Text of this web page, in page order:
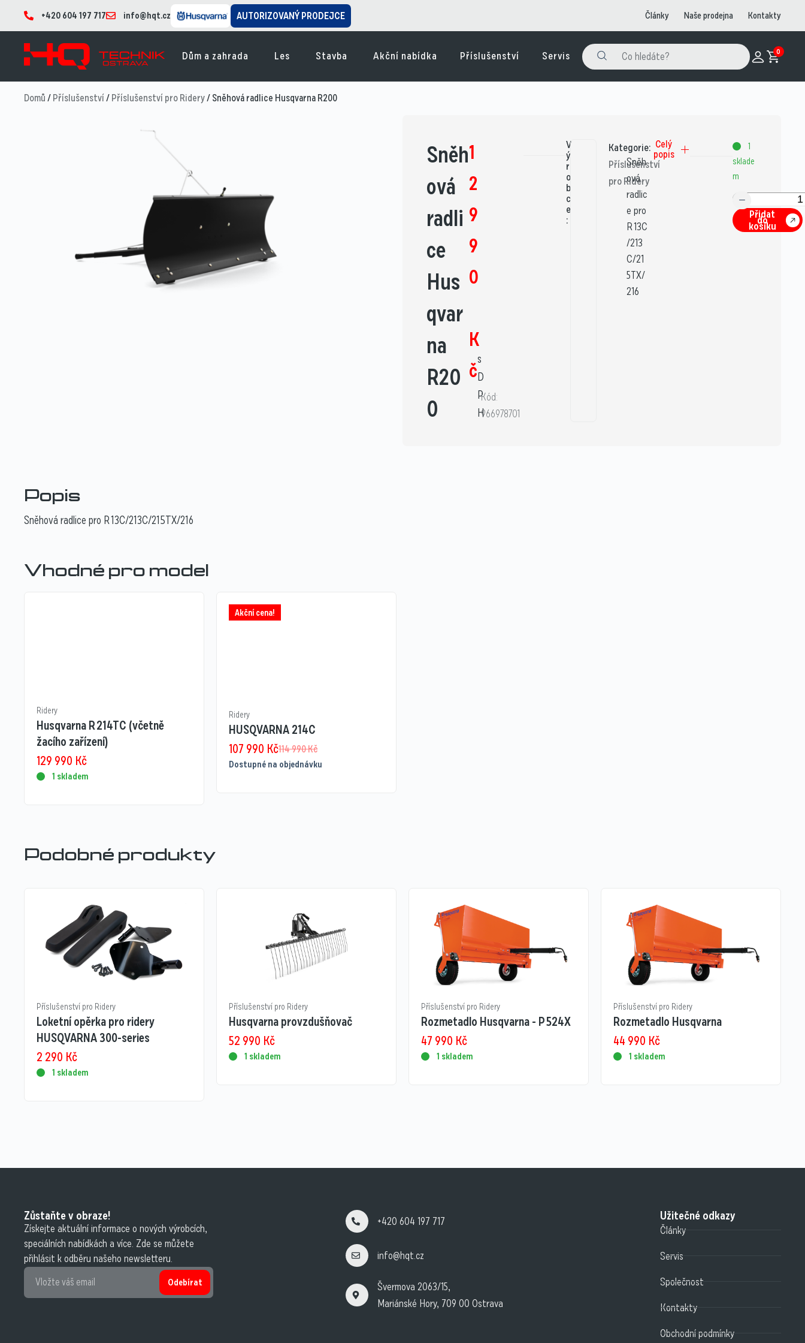
+420 604 197 717 info@hqt.cz AUTORIZOVANÝ PRODEJCE Články Naše prodejna Kontakty
Dům a zahrada Les Stavba Akční nabídka Příslušenství Servis 0
Domů/Příslušenství/Příslušenství pro Ridery/ Sněhová radlice Husqvarna R200
Sněh
ová
radli
ce
Hus
qvar
na
R20
0
1
2
9
9
0
K
čs
D
P
H
Kód:
966978701
V
ý
r
o
b
c
e
:
Kategorie:
Příslušenství
pro Ridery
Sněh
ová
radlic
e pro
R 13C
/213
C/21
5TX/
216
Celý
popis
1
sklade
m
Přidat
do
košíku
Popis
Sněhová radlice pro R 13C/213C/215TX/216
Vhodné pro model
Ridery
Husqvarna R 214TC (včetně
žacího zařízení)
129 990 Kč
1 skladem
Akční cena!
Ridery
HUSQVARNA 214C
114 990Kč
107 990 Kč
Dostupné na objednávku
Podobné produkty
Příslušenství pro Ridery
Loketní opěrka pro ridery
HUSQVARNA 300-series
2 290 Kč
1 skladem
Příslušenství pro Ridery
Husqvarna provzdušňovač
52 990 Kč
1 skladem
Příslušenství pro Ridery
Rozmetadlo Husqvarna - P 524X
47 990 Kč
1 skladem
Příslušenství pro Ridery
Rozmetadlo Husqvarna
44 990 Kč
1 skladem
Zůstaňte v obraze!
Získejte aktuální informace o nových výrobcích,
speciálních nabídkách a více. Zde se můžete
přihlásit k odběru našeho newsletteru.
Odebírat
+420 604 197 717
info@hqt.cz
Švermova 2063/15,
Mariánské Hory, 709 00 Ostrava
Užitečné odkazy
Články
Servis
Společnost
Kontakty
Obchodní podmínky